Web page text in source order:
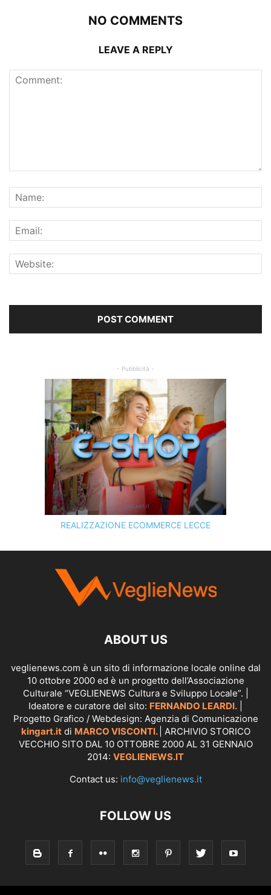
NO COMMENTS
LEAVE A REPLY
- Pubblicità -
REALIZZAZIONE ECOMMERCE LECCE
SCOPRI I SERVIZI DIKINGART.IT
ABOUT US
veglienews.com è un sito di informazione locale online dal
10 ottobre 2000 ed è un progetto dell’Associazione
Culturale “VEGLIENEWS Cultura e Sviluppo Locale”. |
Ideatore e curatore del sito: FERNANDO LEARDI.
Progetto Grafico / Webdesign: Agenzia di Comunicazione
kingart.itdi MARCO VISCONTI. | ARCHIVIO STORICO
VECCHIO SITO DAL 10 OTTOBRE 2000 AL 31 GENNAIO
2014: VEGLIENEWS.IT
Contact us: info@veglienews.it
FOLLOW US